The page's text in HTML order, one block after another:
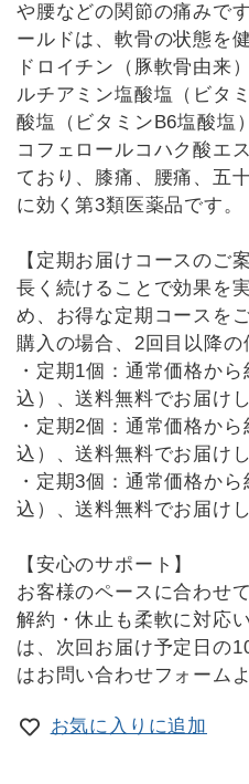
や腰などの関節の痛みで
ールドは、軟骨の状態を
ドロイチン（豚軟骨由来
ルチアミン塩酸塩（ビタ
酸塩（ビタミンB6塩酸塩
コフェロールコハク酸エ
ており、膝痛、腰痛、五
に効く第3類医薬品です。
【定期お届けコースのご案
長く続けることで効果を
め、お得な定期コースを
購入の場合、2回目以降の
・定期1個：通常価格か
込）、送料無料でお届けし
・定期2個：通常価格か
込）、送料無料でお届けし
・定期3個：通常価格か
込）、送料無料でお届けし
【安心のサポート】
お客様のペースに合わせ
解約・休止も柔軟に対応
は、次回お届け予定日の
はお問い合わせフォーム
お気に入りに追加